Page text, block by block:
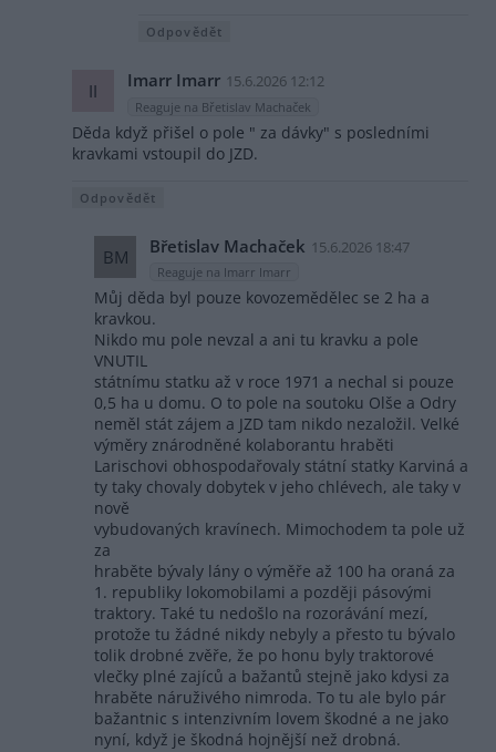
Odpovědět
II Imarr Imarr 15.6.2026 12:12
Reaguje na Břetislav Machaček
Děda když přišel o pole " za dávky" s posledními
kravkami vstoupil do JZD.
Odpovědět
BM Břetislav Machaček 15.6.2026 18:47
Reaguje na Imarr Imarr
Můj děda byl pouze kovozemědělec se 2 ha a
kravkou.
Nikdo mu pole nevzal a ani tu kravku a pole
VNUTIL
státnímu statku až v roce 1971 a nechal si pouze
0,5 ha u domu. O to pole na soutoku Olše a Odry
neměl stát zájem a JZD tam nikdo nezaložil. Velké
výměry znárodněné kolaborantu hraběti
Larischovi obhospodařovaly státní statky Karviná a
ty taky chovaly dobytek v jeho chlévech, ale taky v
nově
vybudovaných kravínech. Mimochodem ta pole už
za
hraběte bývaly lány o výměře až 100 ha oraná za
1. republiky lokomobilami a později pásovými
traktory. Také tu nedošlo na rozorávání mezí,
protože tu žádné nikdy nebyly a přesto tu bývalo
tolik drobné zvěře, že po honu byly traktorové
vlečky plné zajíců a bažantů stejně jako kdysi za
hraběte náruživého nimroda. To tu ale bylo pár
bažantnic s intenzivním lovem škodné a ne jako
nyní, když je škodná hojnější než drobná.